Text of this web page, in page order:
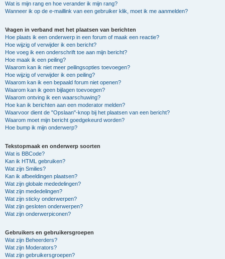
Wat is mijn rang en hoe verander ik mijn rang?
Wanneer ik op de e-maillink van een gebruiker klik, moet ik me aanmelden?
Vragen in verband met het plaatsen van berichten
Hoe plaats ik een onderwerp in een forum of maak een reactie?
Hoe wijzig of verwijder ik een bericht?
Hoe voeg ik een onderschrift toe aan mijn bericht?
Hoe maak ik een peiling?
Waarom kan ik niet meer peilingsopties toevoegen?
Hoe wijzig of verwijder ik een peiling?
Waarom kan ik een bepaald forum niet openen?
Waarom kan ik geen bijlagen toevoegen?
Waarom ontving ik een waarschuwing?
Hoe kan ik berichten aan een moderator melden?
Waarvoor dient de "Opslaan"-knop bij het plaatsen van een bericht?
Waarom moet mijn bericht goedgekeurd worden?
Hoe bump ik mijn onderwerp?
Tekstopmaak en onderwerp soorten
Wat is BBCode?
Kan ik HTML gebruiken?
Wat zijn Smilies?
Kan ik afbeeldingen plaatsen?
Wat zijn globale mededelingen?
Wat zijn mededelingen?
Wat zijn sticky onderwerpen?
Wat zijn gesloten onderwerpen?
Wat zijn onderwerpiconen?
Gebruikers en gebruikersgroepen
Wat zijn Beheerders?
Wat zijn Moderators?
Wat zijn gebruikersgroepen?